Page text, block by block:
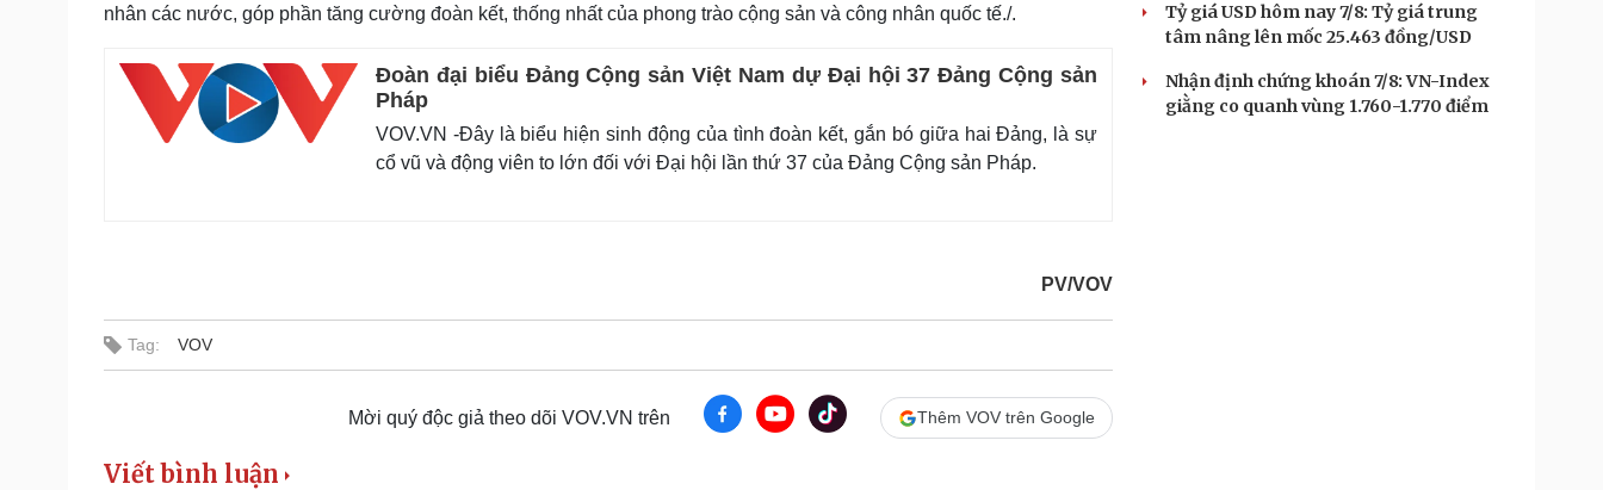
nhân các nước, góp phần tăng cường đoàn kết, thống nhất của phong trào cộng sản và công nhân quốc tế./.
Đoàn đại biểu Đảng Cộng sản Việt Nam dự Đại hội 37 Đảng Cộng sản
Pháp
VOV.VN -Đây là biểu hiện sinh động của tình đoàn kết, gắn bó giữa hai Đảng, là sự
cổ vũ và động viên to lớn đối với Đại hội lần thứ 37 của Đảng Cộng sản Pháp.
PV/VOV
Tag: VOV
Mời quý độc giả theo dõi VOV.VN trên Thêm VOV trên Google
Viết bình luận
Tỷ giá USD hôm nay 7/8: Tỷ giá trung
tâm nâng lên mốc 25.463 đồng/USD
Nhận định chứng khoán 7/8: VN-Index
giằng co quanh vùng 1.760-1.770 điểm